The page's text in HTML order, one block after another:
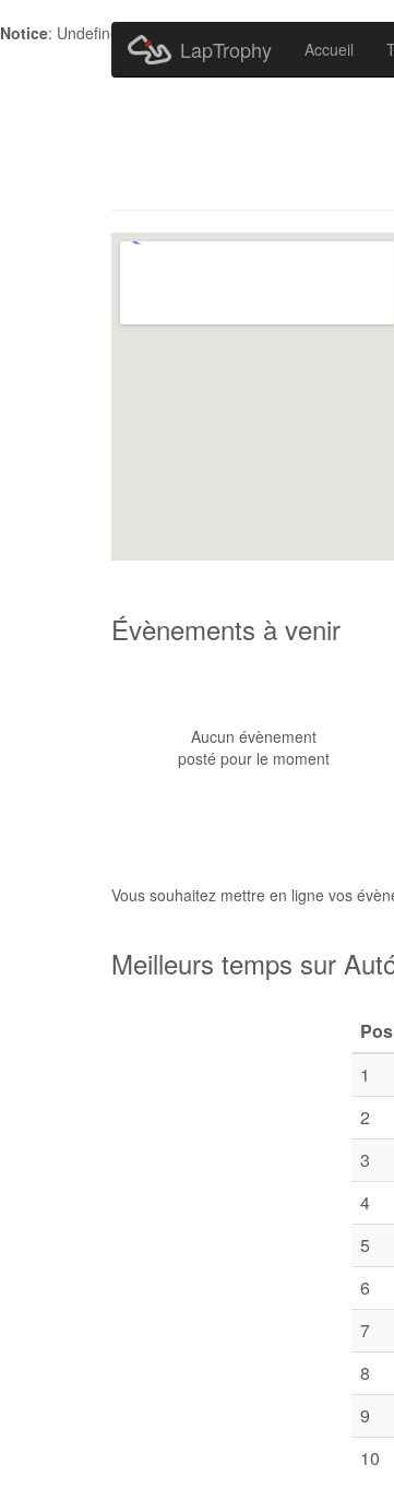
Notice: Undefined index: HTTP_ACCEPT_LANGUAGE in
LapTrophy Accueil
Évènements à venir
Aucun évènement
posté pour le moment
Vous souhaitez mettre en ligne vos
Meilleurs temps sur
1
2
3
4
5
6
7
8
9
10